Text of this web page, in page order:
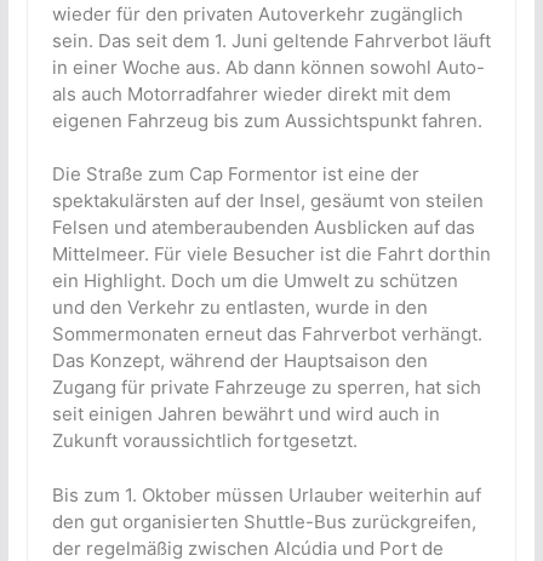
wieder für den privaten Autoverkehr zugänglich
sein. Das seit dem 1. Juni geltende Fahrverbot läuft
in einer Woche aus. Ab dann können sowohl Auto-
als auch Motorradfahrer wieder direkt mit dem
eigenen Fahrzeug bis zum Aussichtspunkt fahren.
Die Straße zum Cap Formentor ist eine der
spektakulärsten auf der Insel, gesäumt von steilen
Felsen und atemberaubenden Ausblicken auf das
Mittelmeer. Für viele Besucher ist die Fahrt dorthin
ein Highlight. Doch um die Umwelt zu schützen
und den Verkehr zu entlasten, wurde in den
Sommermonaten erneut das Fahrverbot verhängt.
Das Konzept, während der Hauptsaison den
Zugang für private Fahrzeuge zu sperren, hat sich
seit einigen Jahren bewährt und wird auch in
Zukunft voraussichtlich fortgesetzt.
Bis zum 1. Oktober müssen Urlauber weiterhin auf
den gut organisierten Shuttle-Bus zurückgreifen,
der regelmäßig zwischen Alcúdia und Port de